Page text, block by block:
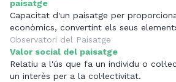
paisatge
Capacitat d'un paisatge per
econòmics, convertint els seus
Observatori del Paisatge
Valor social del paisatge
Relatiu a l'ús que fa un individu o
un interès per a la col·lectivitat.